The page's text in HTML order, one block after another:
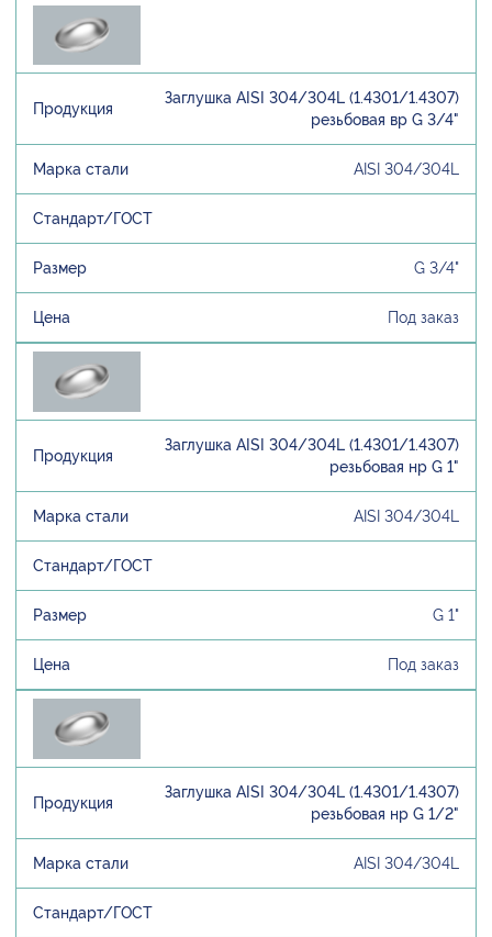
Заглушка AISI 304/304L (1.4301/1.4307)
резьбовая вр G 3/4"
AISI 304/304L
G 3/4"
Под заказ
Заглушка AISI 304/304L (1.4301/1.4307)
резьбовая нр G 1"
AISI 304/304L
G 1"
Под заказ
Заглушка AISI 304/304L (1.4301/1.4307)
резьбовая нр G 1/2"
AISI 304/304L